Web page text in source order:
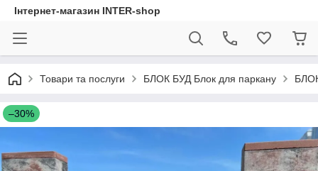
Інтернет-магазин INTER-shop
Товари та послуги БЛОК БУД Блок для паркану
–30%